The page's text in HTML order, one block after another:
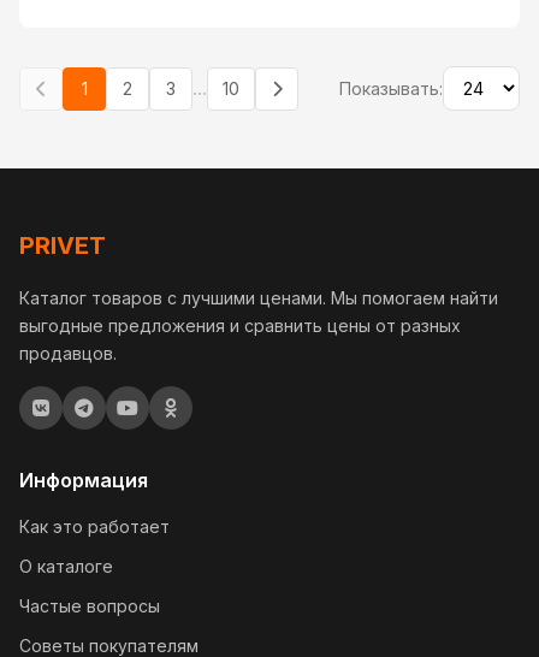
1 2 3 ... 10 Показывать:
PRIVET
Каталог товаров с лучшими ценами. Мы помогаем найти
выгодные предложения и сравнить цены от разных
продавцов.
Информация
Как это работает
О каталоге
Частые вопросы
Советы покупателям